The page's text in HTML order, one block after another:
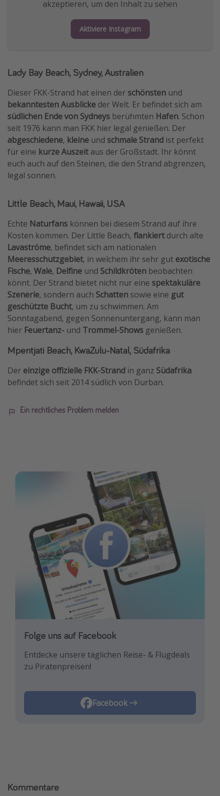
akzeptieren, um den Inhalt zu sehen
Aktiviere Instagram
Lady Bay Beach, Sydney, Australien
Dieser FKK-Strand hat einen der schönsten und
bekanntestenAusblicke der Welt. Er befindet sich am
südlichen Ende von Sydneys berühmten Hafen. Schon
seit 1976 kann man FKK hier legal genießen. Der
abgeschiedene, kleine und schmale Strand ist perfekt
für eine kurze Auszeitaus der Großstadt. Ihr könnt
euch auch auf den Steinen, die den Strand abgrenzen,
legal sonnen.
Little Beach, Maui, Hawaii, USA
Echte Naturfans können bei diesem Strand auf ihre
Kosten kommen. Der Little Beach, flankiertdurch alte
Lavaströme, befindet sich am nationalen
Meeresschutzgebiet, in welchem ihr sehr gut exotische
Fische, Wale, Delfine und Schildkröten beobachten
könnt. Der Strand bietet nicht nur eine spektakuläre
Szenerie, sondern auch Schatten sowie eine gut
geschützte Bucht, um zu schwimmen. Am
Sonntagabend, gegen Sonnenuntergang, kann man
hier Feuertanz- und Trommel-Shows genießen.
Mpentjati Beach, KwaZulu-Natal, Südafrika
Der einzige offizielle FKK-Strand in ganz Südafrika
befindet sich seit 2014 südlich von Durban.
Ein rechtliches Problem melden
Folge uns auf Facebook
Entdecke unsere täglichen Reise- & Flugdeals
zu Piratenpreisen!
Facebook
Kommentare